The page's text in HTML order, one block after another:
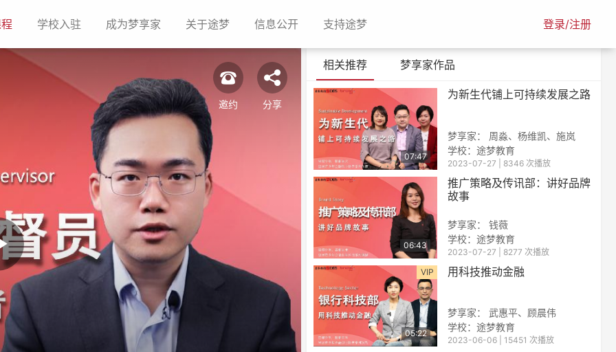
(current)学校入驻(current)成为梦享家(current)关于途梦(current)信息公开(current)支持途梦(current) 登录/注册
邀约 分享
相关推荐 梦享家作品
07:47
为新生代铺上可持续发展之路
梦享家： 周淼、杨维凯、施岚
学校：途梦教育
2023-07-27 | 8346 次播放
06:43
推广策略及传讯部：讲好品牌
故事
梦享家： 钱薇
学校： 途梦教育
2023-07-27 | 8277 次播放
VIP
05:22
用科技推动金融
梦享家： 武惠平、顾晨伟
学校：途梦教育
2023-06-06 | 15451 次播放